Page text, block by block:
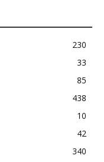
230
33
85
438
10
42
340